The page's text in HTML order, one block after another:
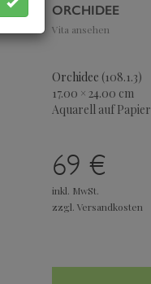
ORCHIDEE
Vita ansehen
Orchidee (108.1.3)
17.00 × 24.00 cm
Aquarell auf Papier
69 €
inkl. MwSt.
zzgl. Versandkosten